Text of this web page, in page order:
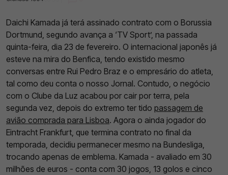
Daichi Kamada já terá assinado contrato com o Borussia
Dortmund, segundo avança a ‘TV Sport’, na passada
quinta-feira, dia 23 de fevereiro. O internacional japonês já
esteve na mira do Benfica, tendo existido mesmo
conversas entre Rui Pedro Braz e o empresário do atleta,
tal como deu conta o nosso Jornal. Contudo, o negócio
com o Clube da Luz acabou por cair por terra, pela
segunda vez, depois do extremo ter tido passagem de
avião comprada para Lisboa. Agora o ainda jogador do
Eintracht Frankfurt, que termina contrato no final da
temporada, decidiu permanecer mesmo na Bundesliga,
trocando apenas de emblema. Kamada - avaliado em 30
milhões de euros - conta com 30 jogos, 13 golos e cinco